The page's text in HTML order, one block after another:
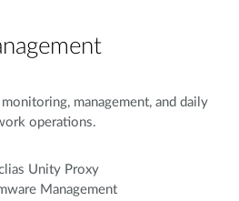
management, and daily
operations.
Unity Proxy
Management